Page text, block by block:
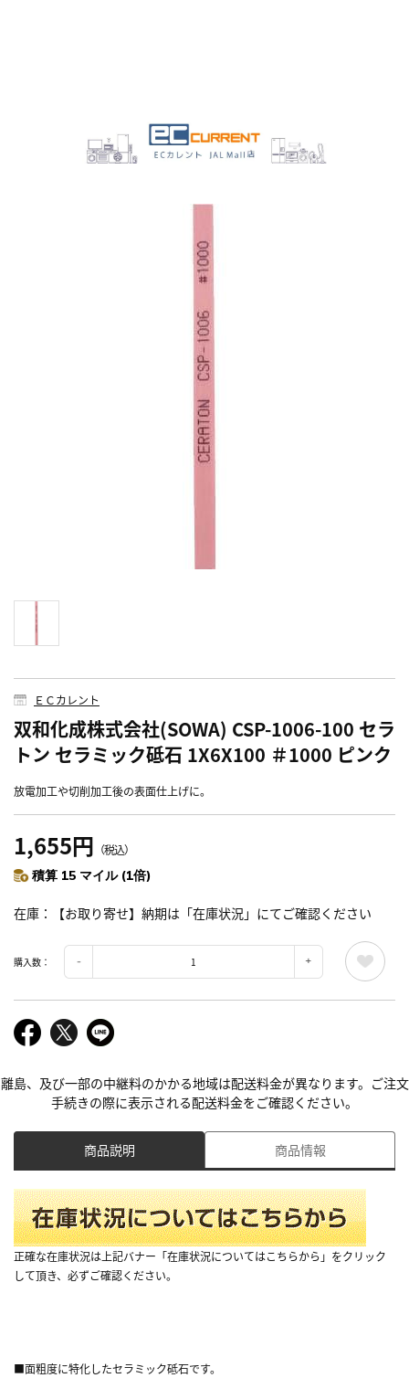
ＥＣカレント
双和化成株式会社(SOWA) CSP-1006-100 セラ
トン セラミック砥石 1X6X100 ＃1000 ピンク
放電加工や切削加工後の表面仕上げに。
1,655円 （税込）
積算 15 マイル (1倍)
在庫 【お取り寄せ】納期は「在庫状況」にてご確認ください
購入数：
離島、及び一部の中継料のかかる地域は配送料金が異なります。ご注文
手続きの際に表示される配送料金をご確認ください。
商品説明 商品情報
正確な在庫状況は上記バナー「在庫状況についてはこちらから」をクリック
して頂き、必ずご確認ください。
■面粗度に特化したセラミック砥石です。